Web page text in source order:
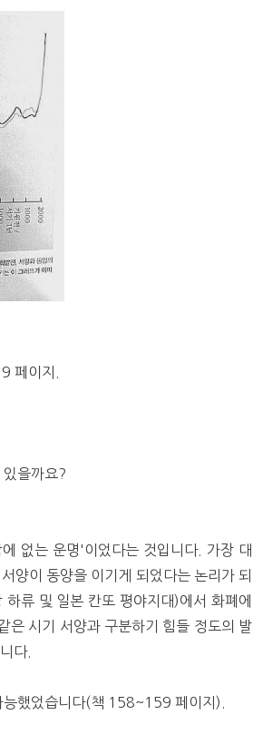
페이지.
있을까요?
없는 운명'이었다는 것입니다. 가장 대
양이 동양을 이기게 되었다는 논리가 되
류 및 일본 칸또 평야지대)에서 화폐에
은 시기 서양과 구분하기 힘들 정도의 발
다.
능했었습니다(책 158~159 페이지).